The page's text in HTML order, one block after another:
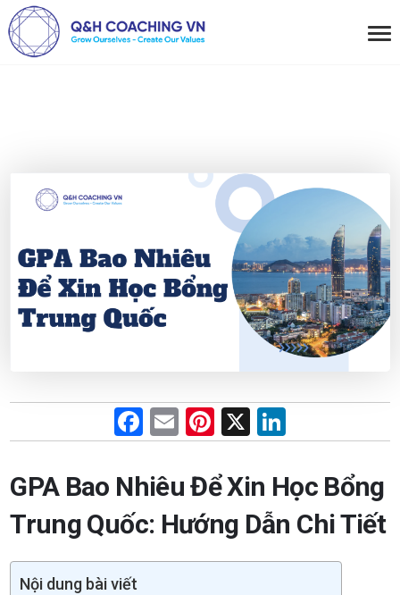
F
a
ce
b
o
o
E
m
ail
Pi
nt
er
es
t
X
n
ke
dI
n
GPA Bao Nhiêu Để Xin Học Bổng
Trung Quốc: Hướng Dẫn Chi Tiết
Nội dung bài viết